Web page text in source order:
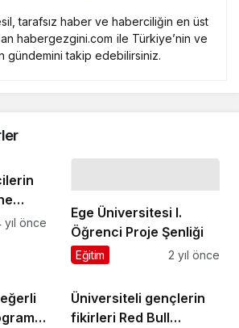
tarafsız haber ve haberciliğin en üst
habergezgini.com ile Türkiye’nin ve
gündemini takip edebilirsiniz.
yıl önce
Ege Üniversitesi I.
Öğrenci Proje Şenliği
Eğitim 2 yıl önce
Üniversiteli gençlerin
fikirleri Red Bull